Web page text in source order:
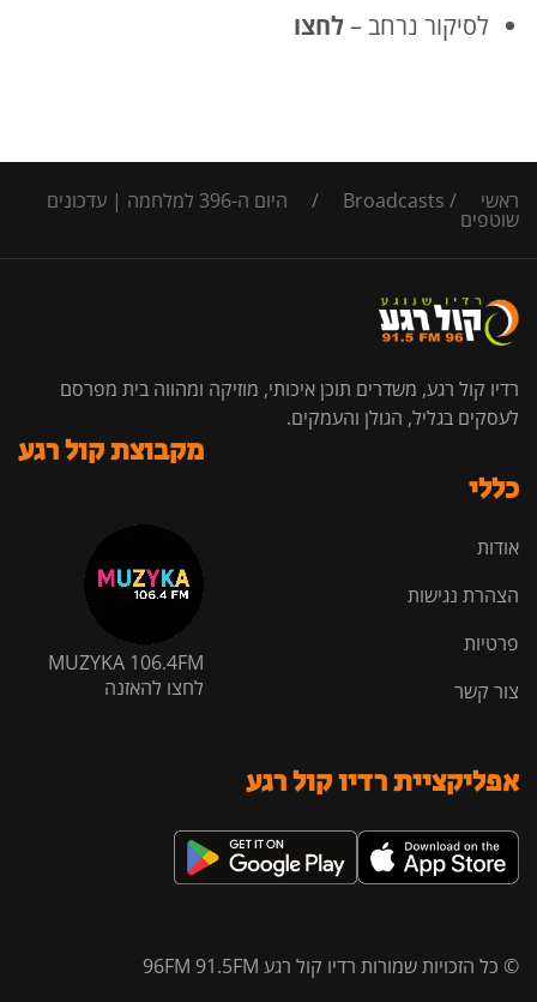
לסיקור נרחב –לחצו
ראשי /
Broadcasts
/ היום ה-396 למלחמה | עדכונים
שוטפים
רדיו קול רגע, משדרים תוכן איכותי, מוזיקה ומהווה בית מפרסם
לעסקים בגליל, הגולן והעמקים.
כללי
אודות
הצהרת נגישות
פרטיות
צור קשר
מקבוצת קול רגע
MUZYKA 106.4FM
לחצו להאזנה
אפליקציית רדיו קול רגע
© כל הזכויות שמורות רדיו קול רגע 96FM 91.5FM